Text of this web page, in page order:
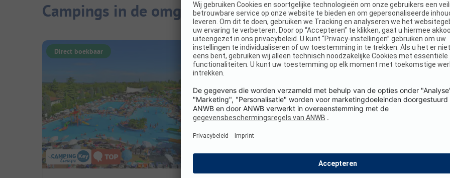
Campings in de omgeving
Direct boekbaar Direct boekbaar